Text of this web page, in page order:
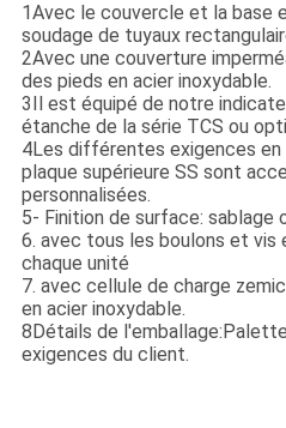
1Avec le couvercle et la base
soudage de tuyaux
2Avec une couverture
des pieds en acier inoxydable.
3Il est équipé de notre
étanche de la série TCS ou
4Les différentes exigences en
plaque supérieure SS sont
personnalisées.
5- Finition de surface: sablage
6. avec tous les boulons et vis
chaque unité
7. avec cellule de charge
en acier inoxydable.
8Détails de
exigences du client.